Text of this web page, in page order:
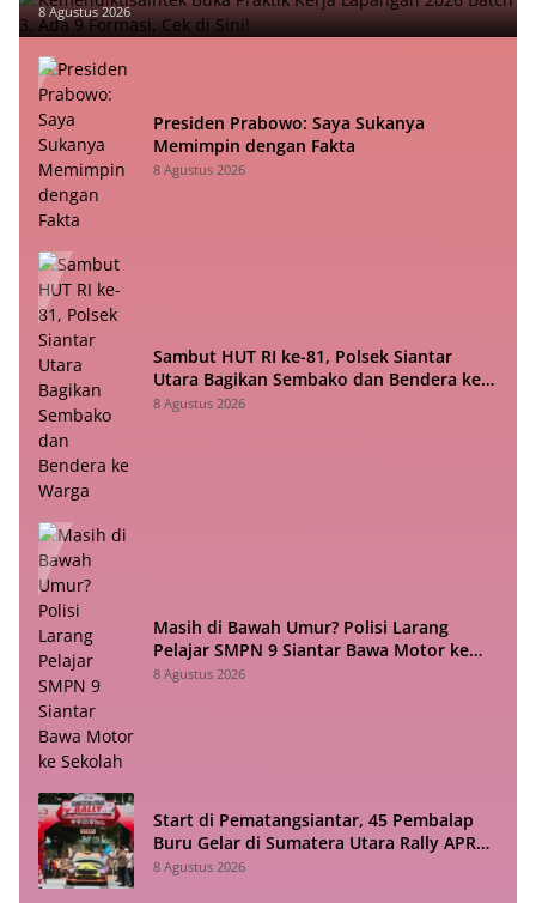
8 Agustus 2026
Presiden Prabowo: Saya Sukanya
Memimpin dengan Fakta
8 Agustus 2026
Sambut HUT RI ke-81, Polsek Siantar
Utara Bagikan Sembako dan Bendera ke
Warga
8 Agustus 2026
Masih di Bawah Umur? Polisi Larang
Pelajar SMPN 9 Siantar Bawa Motor ke
Sekolah
8 Agustus 2026
Start di Pematangsiantar, 45 Pembalap
Buru Gelar di Sumatera Utara Rally APRC
2026
8 Agustus 2026